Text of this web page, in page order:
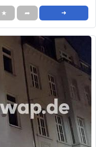
★ ➦ ➜